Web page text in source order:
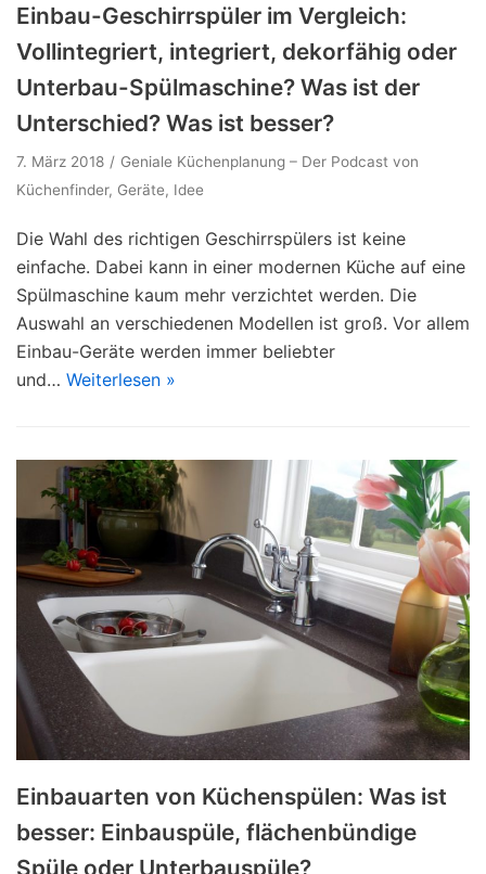
Einbau-Geschirrspüler im Vergleich:
Vollintegriert, integriert, dekorfähig oder
Unterbau-Spülmaschine? Was ist der
Unterschied? Was ist besser?
7. März 2018
Geniale Küchenplanung – Der Podcast von
Küchenfinder, Geräte, Idee
Die Wahl des richtigen Geschirrspülers ist keine
einfache. Dabei kann in einer modernen Küche auf eine
Spülmaschine kaum mehr verzichtet werden. Die
Auswahl an verschiedenen Modellen ist groß. Vor allem
Einbau-Geräte werden immer beliebter
und… Weiterlesen »
Einbauarten von Küchenspülen: Was ist
besser: Einbauspüle, flächenbündige
Spüle oder Unterbauspüle?